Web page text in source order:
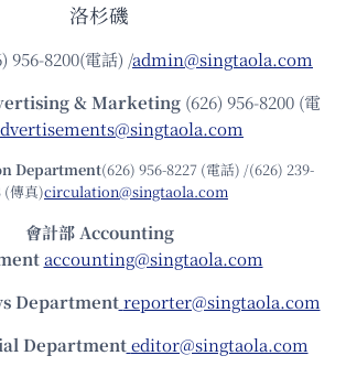
洛杉磯
956-8200(電話) /admin@singtaola.com
& Marketing (626) 956-8200 (電
Department(626) 956-8227 (電話) /(626) 239-
(傳真)circulation@singtaola.com
會計部 Accounting
accounting@singtaola.com
Department reporter@singtaola.com
Department editor@singtaola.com